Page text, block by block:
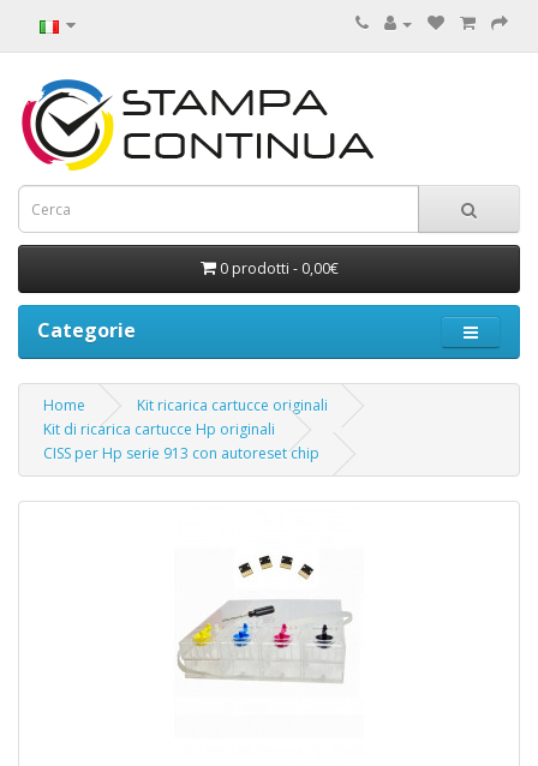
0 prodotti - 0,00€
Categorie
Home
Kit ricarica cartucce originali
Kit di ricarica cartucce Hp originali
CISS per Hp serie 913 con autoreset chip